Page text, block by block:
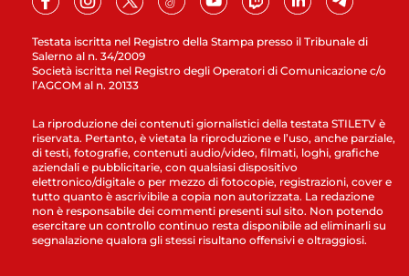
Testata iscritta nel Registro della Stampa presso il Tribunale di
Salerno al n. 34/2009
Società iscritta nel Registro degli Operatori di Comunicazione c/o
l’AGCOM al n. 20133
La riproduzione dei contenuti giornalistici della testata STILETV è
riservata. Pertanto, è vietata la riproduzione e l’uso, anche parziale,
di testi, fotografie, contenuti audio/video, filmati, loghi, grafiche
aziendali e pubblicitarie, con qualsiasi dispositivo
elettronico/digitale o per mezzo di fotocopie, registrazioni, cover e
tutto quanto è ascrivibile a copia non autorizzata. La redazione
non è responsabile dei commenti presenti sul sito. Non potendo
esercitare un controllo continuo resta disponibile ad eliminarli su
segnalazione qualora gli stessi risultano offensivi e oltraggiosi.